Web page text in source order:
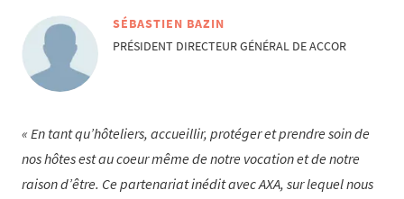
SÉBASTIEN BAZIN
PRÉSIDENT DIRECTEUR GÉNÉRAL DE ACCOR
En tant qu’hôteliers, accueillir, protéger et prendre soin de
nos hôtes est au coeur même de notre vocation et de notre
raison d’être. Ce partenariat inédit avec AXA, sur lequel nous